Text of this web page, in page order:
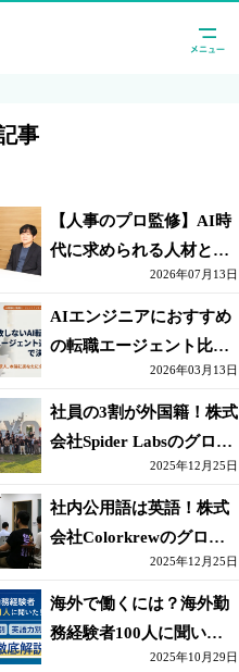
事
【人事のプロ監修】AI時
代に求められる人材と
は？「代替されない人」
の条件
2026年07月13日
AIエンジニアにおすすめ
の転職エージェント比較
｜失敗しない選び方【採
点表つき】
2026年03月13日
社員の3割が外国籍！株式
会社Spider Labsのグロー
2025年12月25日
社内公用語は英語！株式
会社Colorkrewのグロー
バルかつ若手が輝く環境
2025年12月25日
海外で働くには？海外勤
務経験者100人に聞いた
おすすめ職種｜英語話せ
2025年10月29日